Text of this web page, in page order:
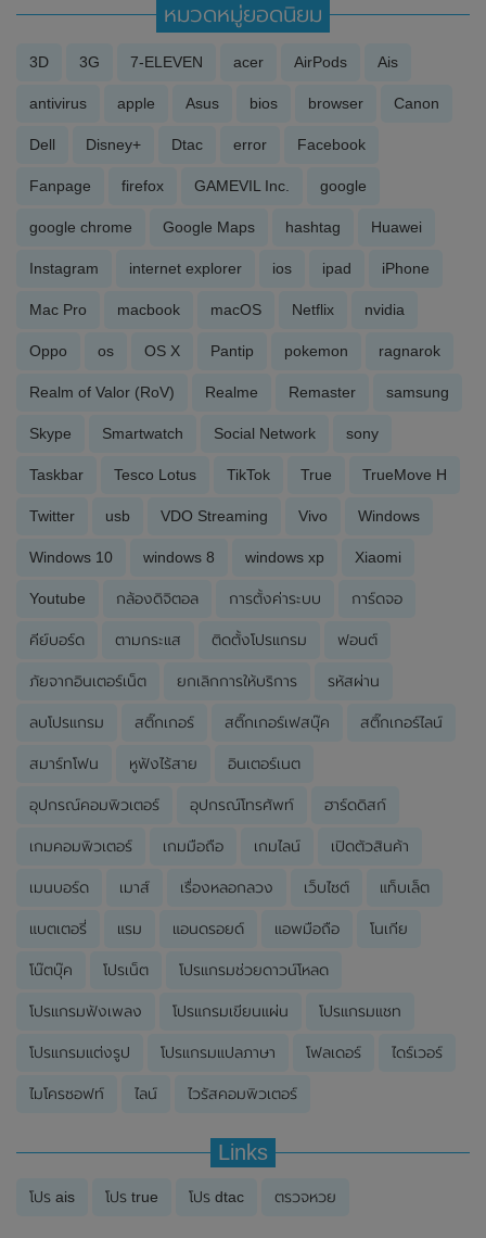
หมวดหมู่ยอดนิยม
3D 3G 7-ELEVEN acer AirPods Ais
antivirus apple Asus bios browser Canon
Dell Disney+ Dtac error Facebook
Fanpage firefox GAMEVIL Inc. google
google chrome Google Maps hashtag Huawei
Instagram internet explorer ios ipad iPhone
Mac Pro macbook macOS Netflix nvidia
Oppo os OS X Pantip pokemon ragnarok
Realm of Valor (RoV) Realme Remaster samsung
Skype Smartwatch Social Network sony
Taskbar Tesco Lotus TikTok True TrueMove H
Twitter usb VDO Streaming Vivo Windows
Windows 10 windows 8 windows xp Xiaomi
Youtube กล้องดิจิตอล การตั้งค่าระบบ การ์ดจอ
คีย์บอร์ด ตามกระแส ติดตั้งโปรแกรม ฟอนต์
ภัยจากอินเตอร์เน็ต ยกเลิกการให้บริการ รหัสผ่าน
ลบโปรแกรม สติ๊กเกอร์ สติ๊กเกอร์เฟสบุ๊ค สติ๊กเกอร์ไลน์
สมาร์ทโฟน หูฟังไร้สาย อินเตอร์เนต
อุปกรณ์คอมพิวเตอร์ อุปกรณ์โทรศัพท์ ฮาร์ดดิสก์
เกมคอมพิวเตอร์ เกมมือถือ เกมไลน์ เปิดตัวสินค้า
เมนบอร์ด เมาส์ เรื่องหลอกลวง เว็บไซต์ แท็บเล็ต
แบตเตอรี่ แรม แอนดรอยด์ แอพมือถือ โนเกีย
โน๊ตบุ๊ค โปรเน็ต โปรแกรมช่วยดาวน์โหลด
โปรแกรมฟังเพลง โปรแกรมเขียนแผ่น โปรแกรมแชท
โปรแกรมแต่งรูป โปรแกรมแปลภาษา โฟลเดอร์ ไดร์เวอร์
ไมโครซอฟท์ ไลน์ ไวรัสคอมพิวเตอร์
Links
โปร ais โปร true โปร dtac ตรวจหวย